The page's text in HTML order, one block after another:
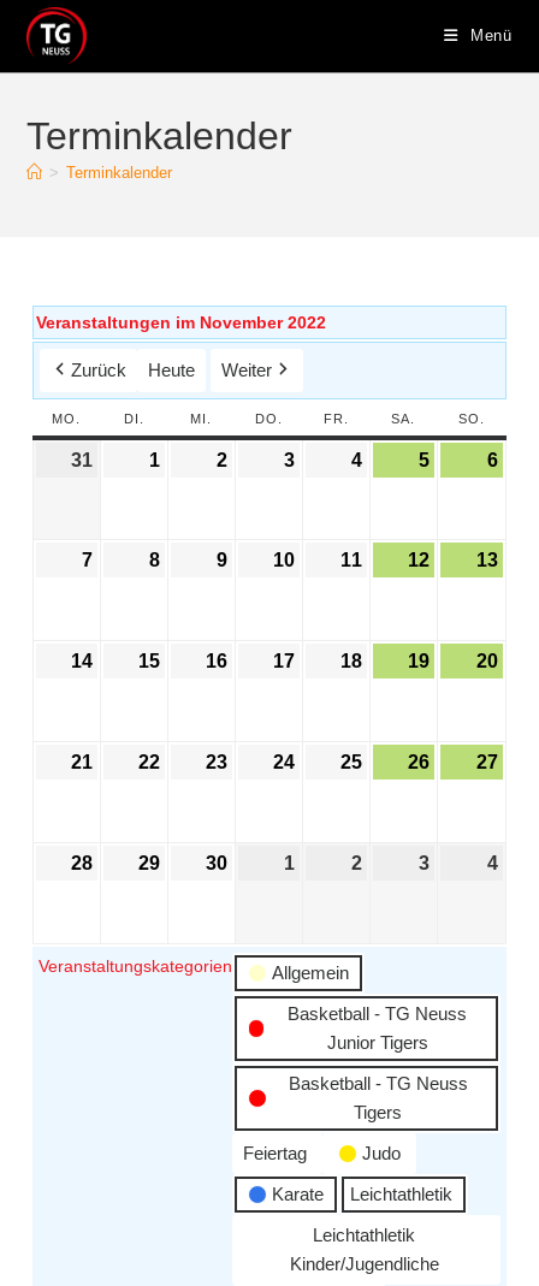
Menü
Terminkalender
> Terminkalender
Veranstaltungen im November 2022
Zurück Heute Weiter
MO. DI. MI. DO. FR. SA. SO.
31 1 2 3 4 5 6
7 8 9 10 11 12 13
14 15 16 17 18 19 20
21 22 23 24 25 26 27
28 29 30 1 2 3 4
Veranstaltungskategorien
Allgemein
Basketball - TG Neuss
Junior Tigers
Basketball - TG Neuss
Tigers
Feiertag
Judo
Karate
Leichtathletik
Leichtathletik
Kinder/Jugendliche